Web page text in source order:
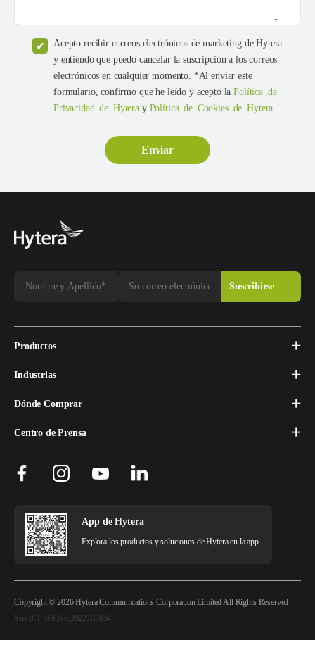
Acepto recibir correos electrónicos de marketing de Hytera
y entiendo que puedo cancelar la suscripción a los correos
electrónicos en cualquier momento. *Al enviar este
formulario, confirmo que he leído y acepto laPolítica de
Privacidad de Hytera y Política de Cookies de Hytera
Productos
Industrias
Dónde Comprar
Centro de Prensa
App de Hytera
Explora los productos y soluciones de Hytera en la app.
Copyright © 2026 Hytera Communications Corporation Limited All Rights Reserved
Yue ICP Ref.No.2022107854